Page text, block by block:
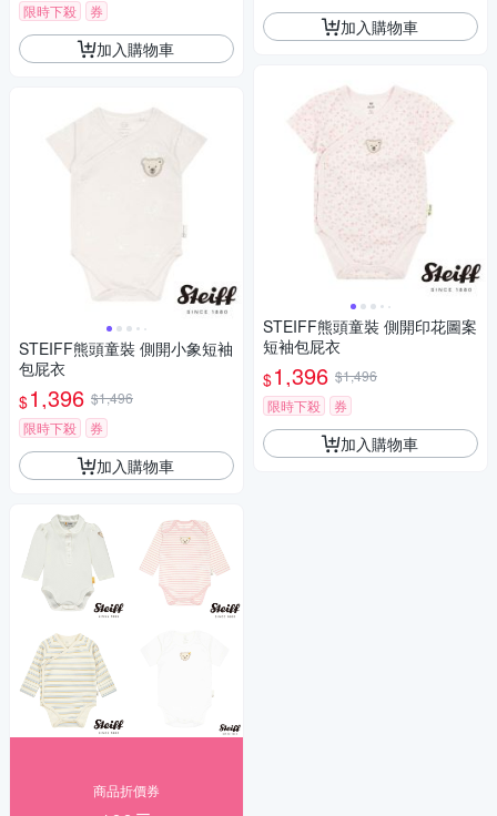
限時下殺
券
加入購物車
STEIFF熊頭童裝 側開小象短袖
包屁衣
$1,396 $1,496
限時下殺
券
加入購物車
商品折價券
加入購物車
STEIFF熊頭童裝 側開印花圖案
短袖包屁衣
$1,396 $1,496
限時下殺
券
加入購物車